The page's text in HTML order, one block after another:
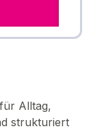
Alltag,
strukturiert